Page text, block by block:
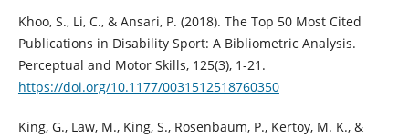
Khoo, S., Li, C., & Ansari, P. (2018). The Top 50 Most Cited
Publications in Disability Sport: A Bibliometric Analysis.
Perceptual and Motor Skills, 125(3), 1-21.
https://doi.org/10.1177/0031512518760350
King, G., Law, M., King, S., Rosenbaum, P., Kertoy, M. K., &